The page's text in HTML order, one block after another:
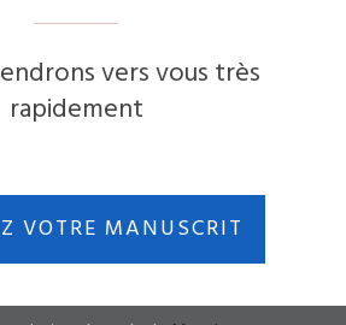
vers vous très
rapidement
VOTRE MANUSCRIT